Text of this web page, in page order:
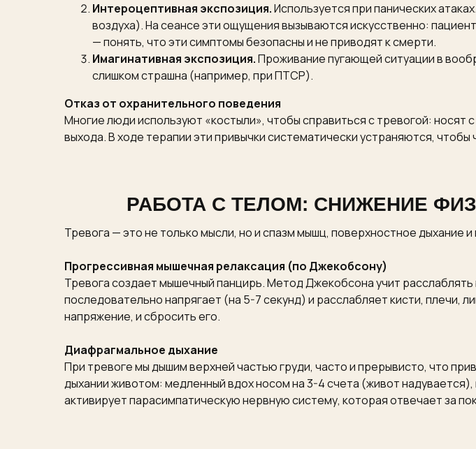
Интероцептивная экспозиция.Используется при панических
воздуха). На сеансе эти ощущения вызываются искусственно:
— понять, что эти симптомы безопасны и не приводят к смерти.
Имагинативная экспозиция.Проживание пугающей ситуации в
слишком страшна (например, при ПТСР).
Отказ от охранительного поведения
Многие люди используют «костыли», чтобы справиться с тревогой: носят
выхода. В ходе терапии эти привычки систематически устраняются,
РАБОТА С ТЕЛОМ: СНИЖЕНИЕ
Тревога — это не только мысли, но и спазм мышц, поверхностное дыхание
Прогрессивная мышечная релаксация (по Джекобсону)
Тревога создает мышечный панцирь. Метод Джекобсона учит
последовательно напрягает (на 5-7 секунд) и расслабляет кисти, плечи,
напряжение, и сбросить его.
Диафрагмальное дыхание
При тревоге мы дышим верхней частью груди, часто и прерывисто, что
дыхании животом: медленный вдох носом на 3-4 счета (живот
активирует парасимпатическую нервную систему, которая отвечает за